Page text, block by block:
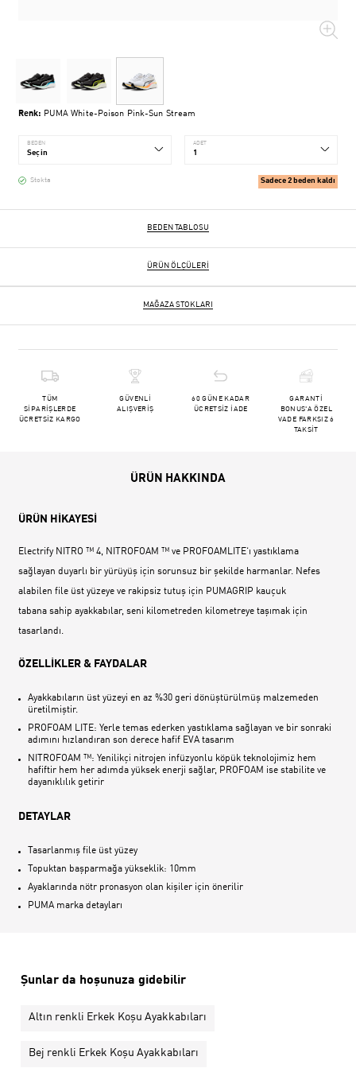
Renk: PUMA White-Poison Pink-Sun Stream
BEDEN ADET
Stokta Sadece 2 beden kaldı
BEDEN TABLOSU
ÜRÜN ÖLÇÜLERI
MAĞAZA STOKLARI
TÜM
SİPARİŞLERDE
ÜCRETSİZ KARGO
GÜVENLİ
ALIŞVERİŞ
60 GÜNE KADAR
ÜCRETSİZ İADE
GARANTİ
BONUS'A ÖZEL
VADE FARKSIZ 6
TAKSİT
ÜRÜN HAKKINDA
ÜRÜN HİKAYESİ
Electrify NITRO ™ 4, NITROFOAM ™ ve PROFOAMLITE‘ı yastıklama
sağlayan duyarlı bir yürüyüş için sorunsuz bir şekilde harmanlar. Nefes
alabilen file üst yüzeye ve rakipsiz tutuş için PUMAGRIP kauçuk
tabana sahip ayakkabılar, seni kilometreden kilometreye taşımak için
tasarlandı.
ÖZELLİKLER & FAYDALAR
Ayakkabıların üst yüzeyi en az %30 geri dönüştürülmüş malzemeden
üretilmiştir.
PROFOAM LITE: Yerle temas ederken yastıklama sağlayan ve bir sonraki
adımını hızlandıran son derece hafif EVA tasarım
NITROFOAM ™: Yenilikçi nitrojen infüzyonlu köpük teknolojimiz hem
hafiftir hem her adımda yüksek enerji sağlar, PROFOAM ise stabilite ve
dayanıklılık getirir
DETAYLAR
Tasarlanmış file üst yüzey
Topuktan başparmağa yükseklik: 10mm
Ayaklarında nötr pronasyon olan kişiler için önerilir
PUMA marka detayları
Şunlar da hoşunuza gidebilir
Altın renkli Erkek Koşu Ayakkabıları
Bej renkli Erkek Koşu Ayakkabıları